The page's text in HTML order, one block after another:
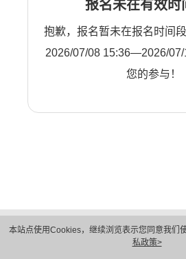
本站点使用Cookies，继续浏览表示您同意我们
私政策>
报名未在有效时
抱歉，报名暂未在报名时间
2026/07/08 15:36—2026/07/
您的参与！
隐私保护
法律声